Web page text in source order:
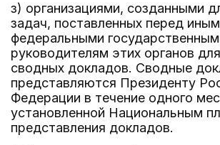
з) организациями, созданными
задач, поставленных перед
федеральными
руководителям этих органов
сводных докладов. Сводные
представляются Президенту
Федерации в течение одного
установленной Национальным
представления докладов.